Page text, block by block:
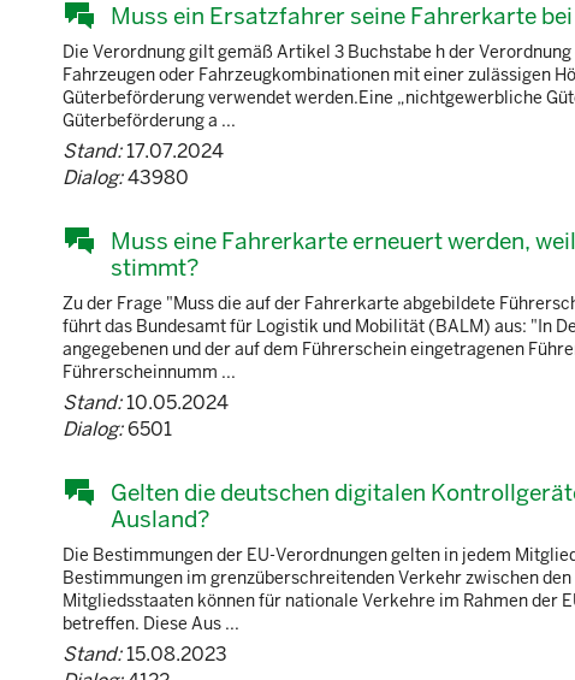
Muss ein Ersatzfahrer seine Fahrerkarte
Die Verordnung gilt gemäß Artikel 3 Buchstabe h der
Fahrzeugen oder Fahrzeugkombinationen mit einer zulässigen
Güterbeförderung verwendet werden.Eine „nichtgewerbliche
Güterbeförderung a ...
Stand:17.07.2024
Dialog:43980
Muss eine Fahrerkarte erneuert werden,
stimmt?
Zu der Frage "Muss die auf der Fahrerkarte abgebildete
führt das Bundesamt für Logistik und Mobilität (BALM) aus: "In
angegebenen und der auf dem Führerschein eingetragenen
Führerscheinnumm ...
Stand:10.05.2024
Dialog:6501
Gelten die deutschen digitalen
Ausland?
Die Bestimmungen der EU-Verordnungen gelten in jedem
Bestimmungen im grenzüberschreitenden Verkehr zwischen
Mitgliedsstaaten können für nationale Verkehre im Rahmen der
betreffen. Diese Aus ...
Stand:15.08.2023